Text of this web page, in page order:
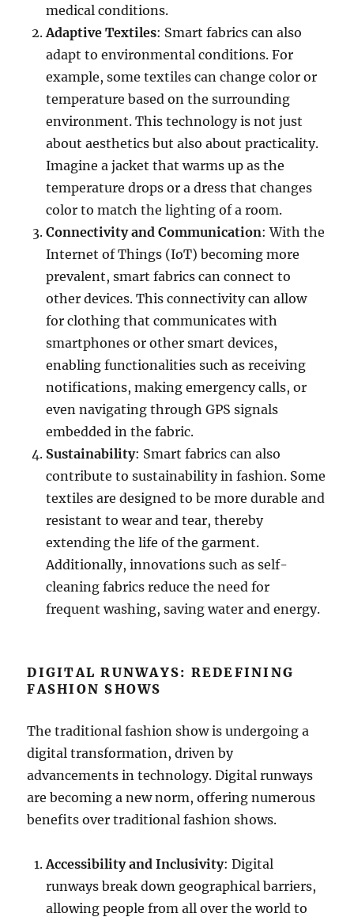
medical conditions.
Adaptive Textiles: Smart fabrics can also
adapt to environmental conditions. For
example, some textiles can change color or
temperature based on the surrounding
environment. This technology is not just
about aesthetics but also about practicality.
Imagine a jacket that warms up as the
temperature drops or a dress that changes
color to match the lighting of a room.
Connectivity and Communication: With the
Internet of Things (IoT) becoming more
prevalent, smart fabrics can connect to
other devices. This connectivity can allow
for clothing that communicates with
smartphones or other smart devices,
enabling functionalities such as receiving
notifications, making emergency calls, or
even navigating through GPS signals
embedded in the fabric.
Sustainability: Smart fabrics can also
contribute to sustainability in fashion. Some
textiles are designed to be more durable and
resistant to wear and tear, thereby
extending the life of the garment.
Additionally, innovations such as self-
cleaning fabrics reduce the need for
frequent washing, saving water and energy.
DIGITAL RUNWAYS: REDEFINING
FASHION SHOWS
The traditional fashion show is undergoing a
digital transformation, driven by
advancements in technology. Digital runways
are becoming a new norm, offering numerous
benefits over traditional fashion shows.
Accessibility and Inclusivity: Digital
runways break down geographical barriers,
allowing people from all over the world to